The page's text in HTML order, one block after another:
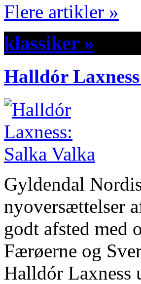
Flere artikler »
klassiker »
Halldór
Gyldendal
nyoversættelser
godt afsted med
Færøerne og
Halldór